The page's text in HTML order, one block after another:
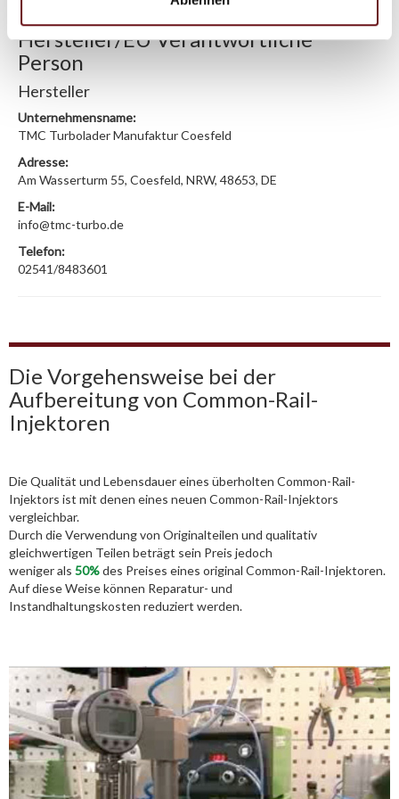
Hersteller/EU Verantwortliche
Person
Hersteller
Unternehmensname:
TMC Turbolader Manufaktur Coesfeld
Adresse:
Am Wasserturm 55, Coesfeld, NRW, 48653, DE
E-Mail:
info@tmc-turbo.de
Telefon:
02541/8483601
Die Vorgehensweise bei der
Aufbereitung von Common-Rail-
Injektoren
Die Qualität und Lebensdauer eines überholten Common-Rail-
Injektors ist mit denen eines neuen Common-Rail-Injektors
vergleichbar.
Durch die Verwendung von Originalteilen und qualitativ
gleichwertigen Teilen beträgt sein Preis jedoch
weniger als 50%des Preises eines original Common-Rail-Injektoren.
Auf diese Weise können Reparatur- und
Instandhaltungskosten reduziert werden.